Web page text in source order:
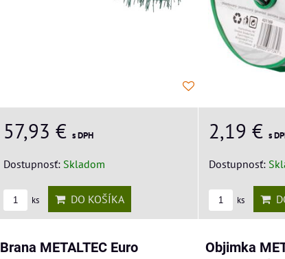
57,93 € s DPH
Dostupnosť: Skladom
ks DO KOŠÍKA
2,19 € s
Dostupnosť:
ks
Brana METALTEC Euro
Objimka